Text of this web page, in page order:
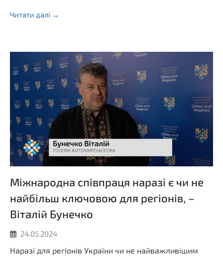
Читати далі →
Міжнародна співпраця наразі є чи не
найбільш ключовою для регіонів, –
Віталій Бунечко
24.05.2024
Наразі для регіонів України чи не найважливішим